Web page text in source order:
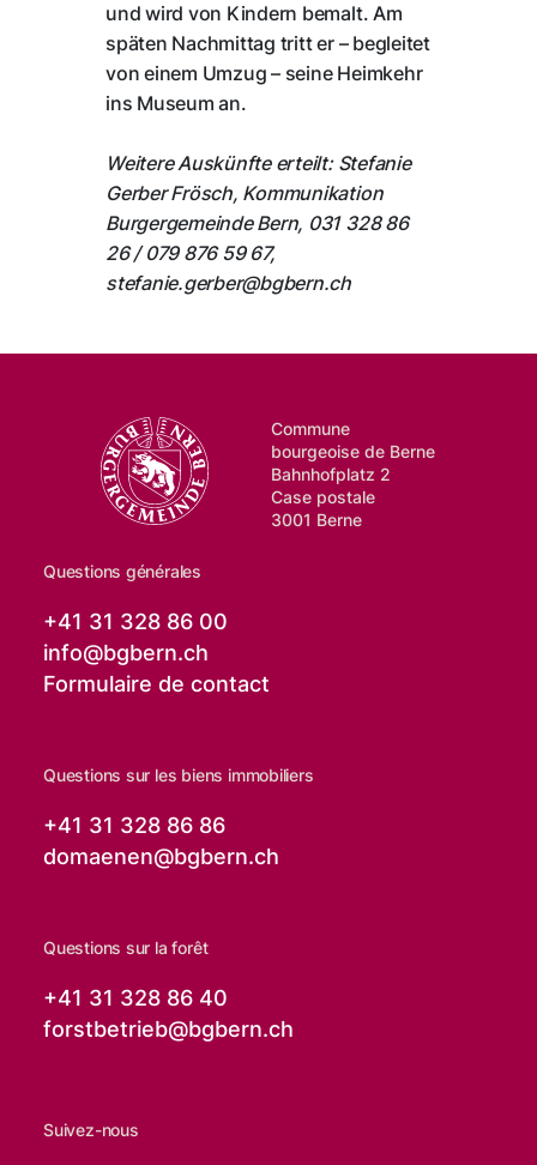
und wird von Kindern bemalt. Am
späten Nachmittag tritt er – begleitet
von einem Umzug – seine Heimkehr
ins Museum an.
Weitere Auskünfte erteilt: Stefanie
Gerber Frösch, Kommunikation
Burgergemeinde Bern, 031 328 86
26 / 079 876 59 67,
stefanie.gerber@bgbern.ch
Commune
bourgeoise de Berne
Bahnhofplatz 2
Case postale
3001 Berne
Questions générales
+41 31 328 86 00
info@bgbern.ch
Formulaire de contact
Questions sur les biens immobiliers
+41 31 328 86 86
domaenen@bgbern.ch
Questions sur la forêt
+41 31 328 86 40
forstbetrieb@bgbern.ch
Suivez-nous